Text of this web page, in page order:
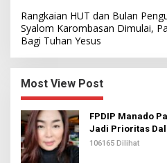
Rangkaian HUT dan Bulan
Syalom Karombasan Dimulai,
Bagi Tuhan Yesus
Most View Post
FPDIP Manado
Jadi Prioritas
106165 Dilihat